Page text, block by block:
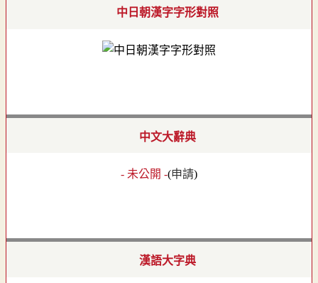
中日朝漢字字形對照
中文大辭典
- 未公開 -(申請)
漢語大字典